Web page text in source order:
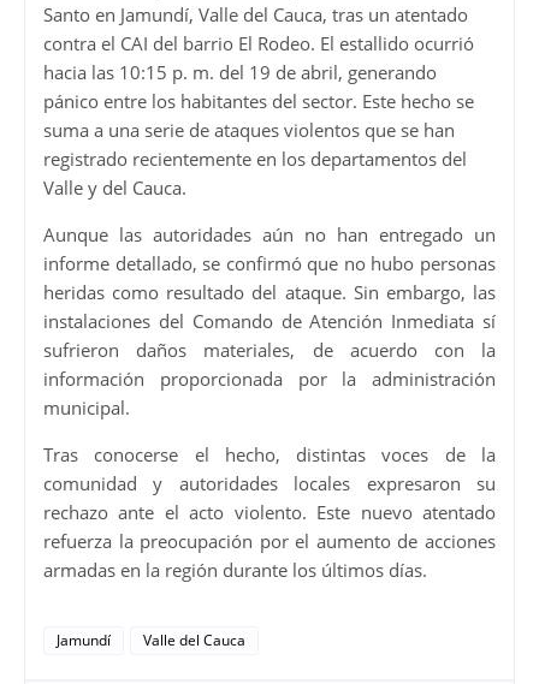
Santo en Jamundí, Valle del Cauca, tras un atentado
contra el CAI del barrio El Rodeo. El estallido ocurrió
hacia las 10:15 p. m. del 19 de abril, generando
pánico entre los habitantes del sector. Este hecho se
suma a una serie de ataques violentos que se han
registrado recientemente en los departamentos del
Valle y del Cauca.
Aunque las autoridades aún no han entregado un
informe detallado, se confirmó que no hubo personas
heridas como resultado del ataque. Sin embargo, las
instalaciones del Comando de Atención Inmediata sí
sufrieron daños materiales, de acuerdo con la
información proporcionada por la administración
municipal.
Tras conocerse el hecho, distintas voces de la
comunidad y autoridades locales expresaron su
rechazo ante el acto violento. Este nuevo atentado
refuerza la preocupación por el aumento de acciones
armadas en la región durante los últimos días.
Jamundí Valle del Cauca